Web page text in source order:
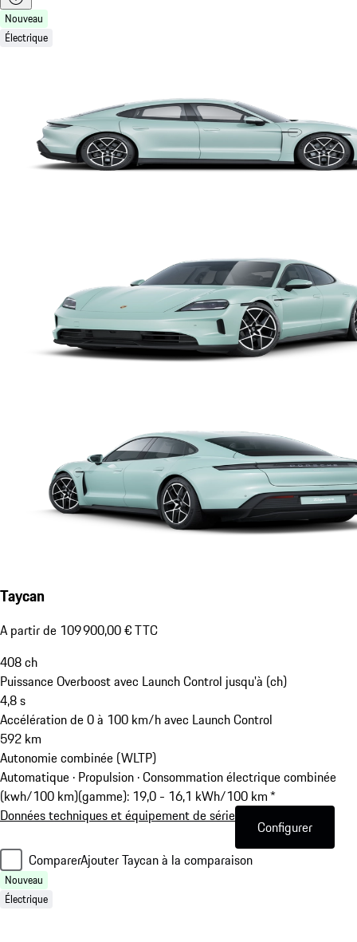
Nouveau
Électrique
Taycan
A partir de 109 900,00 € TTC
408ch
Puissance Overboost avec Launch Control jusqu'à (ch)
4,8s
Accélération de 0 à 100 km/h avec Launch Control
592 km
Autonomie combinée (WLTP)
Automatique · Propulsion ·Consommation électrique combinée
(kwh/100 km)(gamme): 19,0 - 16,1 kWh/100 km *
Données techniques et équipement de série
Configurer
ComparerAjouter Taycan à la comparaison
Nouveau
Électrique